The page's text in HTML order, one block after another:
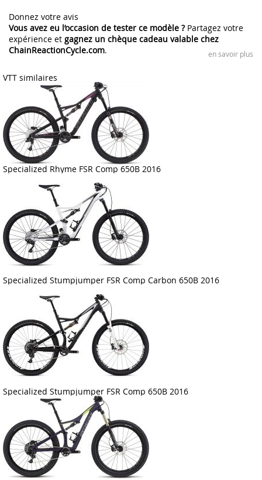
Donnez votre avis
Vous avez eu l’occasion de tester ce modèle ?Partagez votre
expérience et gagnez un chèque cadeau valable chez
ChainReactionCycle.com. en savoir plus
VTT similaires
Specialized Rhyme FSR Comp 650B 2016
Specialized Stumpjumper FSR Comp Carbon 650B 2016
Specialized Stumpjumper FSR Comp 650B 2016